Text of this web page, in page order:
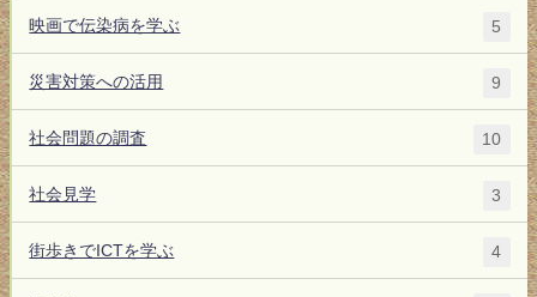
映画で伝染病を学ぶ 5
災害対策への活用 9
社会問題の調査 10
社会見学 3
街歩きでICTを学ぶ 4